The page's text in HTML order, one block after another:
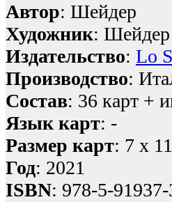
Автор: Шейдер
Художник: Шейдер
Издательство: Lo
Производство:
Состав: 36 карт +
Язык карт: -
Размер карт: 7 х
Год: 2021
ISBN: 978-5-